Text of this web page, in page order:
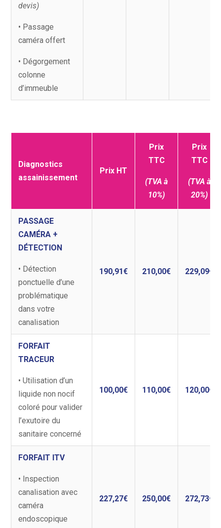
devis)
• Passage
caméra offert
• Dégorgement
colonne
d’immeuble
Diagnostics
assainissement
Prix HT
Prix
TTC
(TVA à
10%)
Prix
TTC
(TVA à
20%)
PASSAGE
CAMÉRA +
DÉTECTION
• Détection
ponctuelle d’une
problématique
dans votre
canalisation
190,91€ 210,00€ 229,09€
FORFAIT
TRACEUR
• Utilisation d’un
liquide non nocif
coloré pour valider
l’exutoire du
sanitaire concerné
100,00€ 110,00€ 120,00€
FORFAIT ITV
• Inspection
canalisation avec
caméra
endoscopique
227,27€ 250,00€ 272,73€